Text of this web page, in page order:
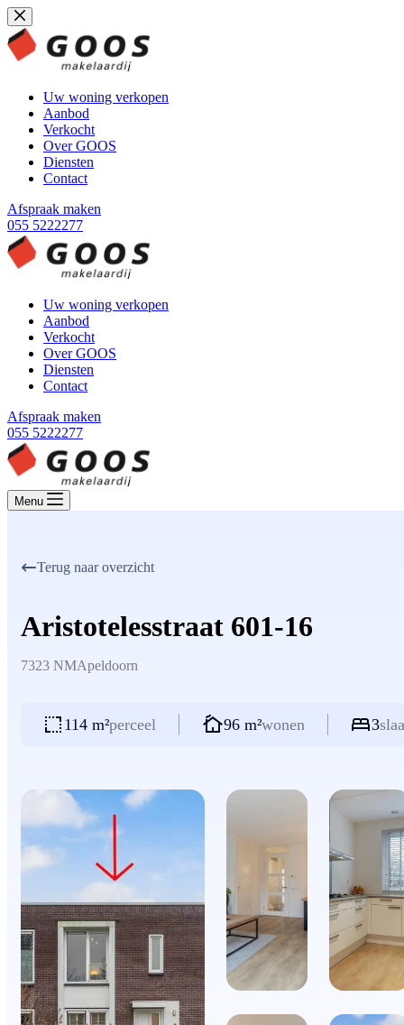
Ga
naar
de
inhoud
Uw woning verkopen
Aanbod
Verkocht
Over GOOS
Diensten
Contact
Afspraak maken
055 5222277
Uw woning verkopen
Aanbod
Verkocht
Over GOOS
Diensten
Contact
Afspraak maken
055 5222277
Menu
Terug naar overzicht
Aristotelesstraat 601-16
7323 NMApeldoorn
114 m²perceel 96 m²wonen 3